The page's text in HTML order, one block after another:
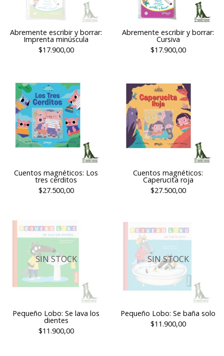
Abremente escribir y borrar:
Imprenta minúscula
$17.900,00
Abremente escribir y borrar:
Cursiva
$17.900,00
Cuentos magnéticos: Los
tres cerditos
$27.500,00
Cuentos magnéticos:
Caperucita roja
$27.500,00
SIN STOCK
Pequeño Lobo: Se lava los
dientes
$11.900,00
SIN STOCK
Pequeño Lobo: Se baña solo
$11.900,00